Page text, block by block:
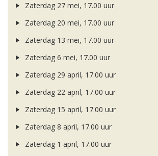
Zaterdag 27 mei, 17.00 uur
Zaterdag 20 mei, 17.00 uur
Zaterdag 13 mei, 17.00 uur
Zaterdag 6 mei, 17.00 uur
Zaterdag 29 april, 17.00 uur
Zaterdag 22 april, 17.00 uur
Zaterdag 15 april, 17.00 uur
Zaterdag 8 april, 17.00 uur
Zaterdag 1 april, 17.00 uur